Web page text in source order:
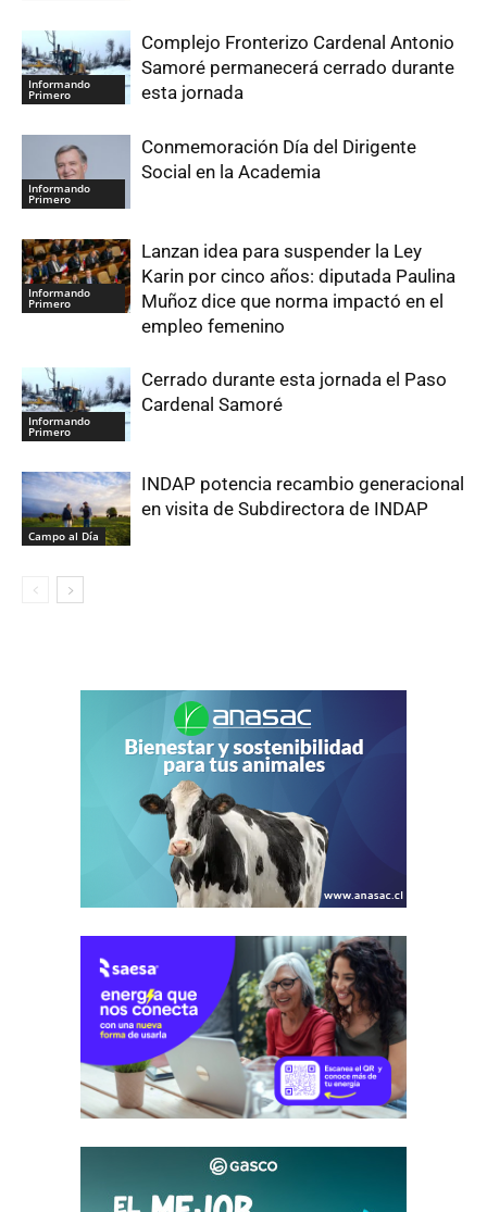
Informando
Primero
Complejo Fronterizo Cardenal Antonio
Samoré permanecerá cerrado durante
esta jornada
Informando
Primero
Conmemoración Día del Dirigente
Social en la Academia
Informando
Primero
Lanzan idea para suspender la Ley
Karin por cinco años: diputada Paulina
Muñoz dice que norma impactó en el
empleo femenino
Informando
Primero
Cerrado durante esta jornada el Paso
Cardenal Samoré
Campo al Día
INDAP potencia recambio generacional
en visita de Subdirectora de INDAP